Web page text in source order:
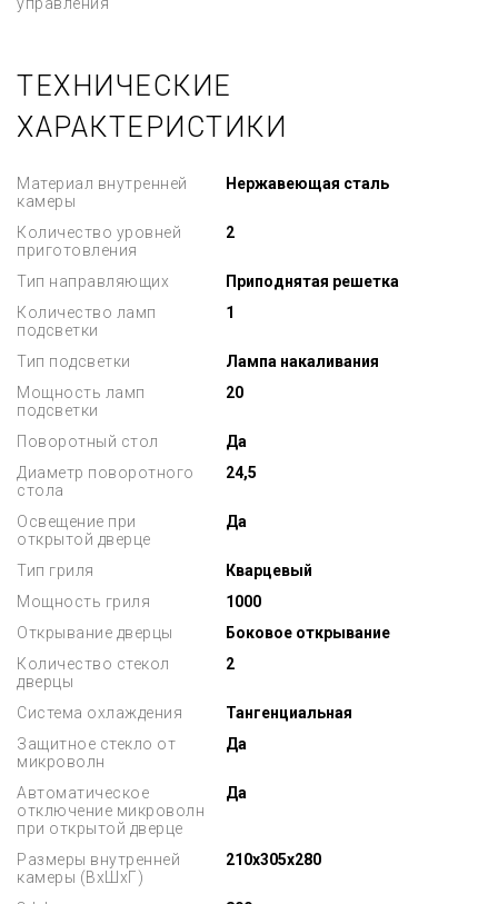
ТЕХНИЧЕСКИЕ
ХАРАКТЕРИСТИКИ
Материал внутренней
камеры
Нержавеющая сталь
Количество уровней
приготовления
2
Тип направляющих
Приподнятая решетка
Количество ламп
подсветки
1
Тип подсветки
Лампа накаливания
Мощность ламп
подсветки
20
Поворотный стол
Да
Диаметр поворотного
стола
24,5
Освещение при
открытой дверце
Да
Тип гриля
Кварцевый
Мощность гриля
1000
Открывание дверцы
Боковое открывание
Количество стекол
дверцы
2
Система охлаждения
Тангенциальная
Защитное стекло от
микроволн
Да
Автоматическое
отключение микроволн
при открытой дверце
Да
Размеры внутренней
камеры (ВхШхГ)
210x305x280